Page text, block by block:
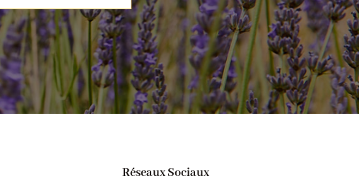
Réseaux Sociaux